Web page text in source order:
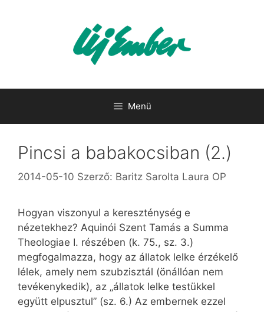
Menü
Pincsi a babakocsiban (2.)
2014-05-10 Szerző: Baritz Sarolta Laura OP
Hogyan viszonyul a kereszténység e
nézetekhez? Aquinói Szent Tamás a Summa
Theologiae I. részében (k. 75., sz. 3.)
megfogalmazza, hogy az állatok lelke érzékelő
lélek, amely nem szubzisztál (önállóan nem
tevékenykedik), az „állatok lelke testükkel
együtt elpusztul” (sz. 6.) Az embernek ezzel